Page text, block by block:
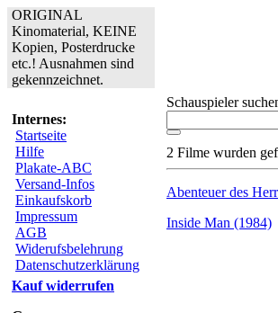
ORIGINAL
Kinomaterial, KEINE
Kopien, Posterdrucke
etc.! Ausnahmen sind
gekennzeichnet.
Internes:
Startseite
Hilfe
Plakate-ABC
Versand-Infos
Einkaufskorb
Impressum
AGB
Widerufsbelehrung
Datenschutzerklärung
Kauf widerrufen
Schauspieler
2 Filme wurden
Abenteuer des
Inside Man (1984)